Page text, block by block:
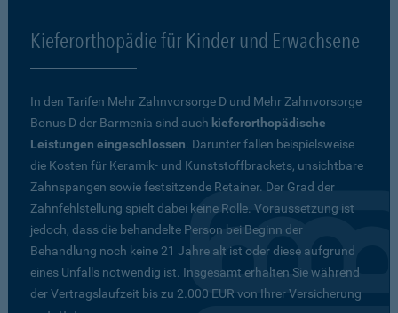
Kieferorthopädie für Kinder und Erwachsene
In den Tarifen Mehr Zahnvorsorge D und Mehr Zahnvorsorge
Bonus D der Barmenia sind auch kieferorthopädische
Leistungen eingeschlossen. Darunter fallen beispielsweise
die Kosten für Keramik- und Kunststoffbrackets, unsichtbare
Zahnspangen sowie festsitzende Retainer. Der Grad der
Zahnfehlstellung spielt dabei keine Rolle. Voraussetzung ist
jedoch, dass die behandelte Person bei Beginn der
Behandlung noch keine 21 Jahre alt ist oder diese aufgrund
eines Unfalls notwendig ist. Insgesamt erhalten Sie während
der Vertragslaufzeit bis zu 2.000 EUR von Ihrer Versicherung